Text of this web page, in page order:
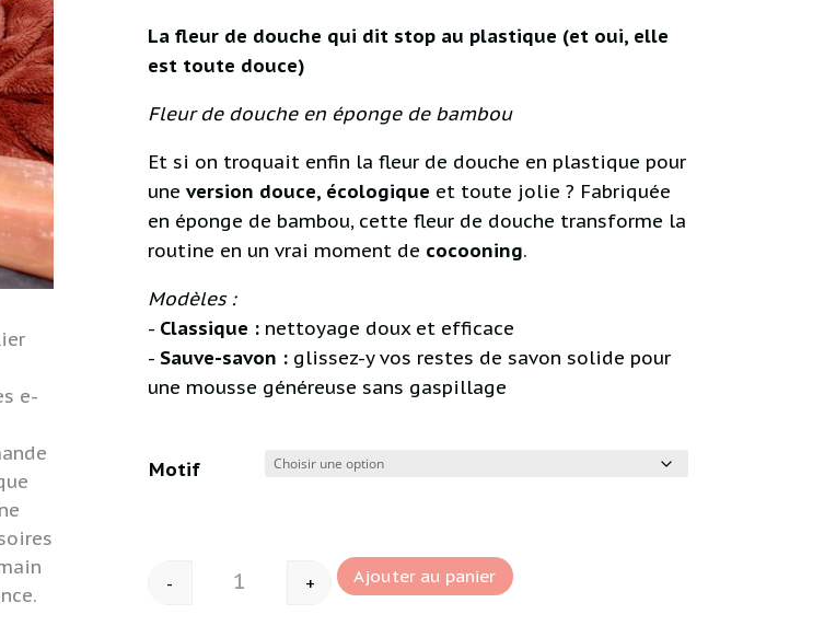
La fleur de douche qui dit stop au plastique (et oui, elle
est toute douce)
Fleur de douche en éponge de bambou
Et si on troquait enfin la fleur de douche en plastique pour
une version douce, écologique et toute jolie ? Fabriquée
en éponge de bambou, cette fleur de douche transforme la
routine en un vrai moment de cocooning.
Modèles :
- Classique :nettoyage doux et efficace
- Sauve-savon :glissez-y vos restes de savon solide pour
une mousse généreuse sans gaspillage
Motif
Quantité
- + Ajouter au panier